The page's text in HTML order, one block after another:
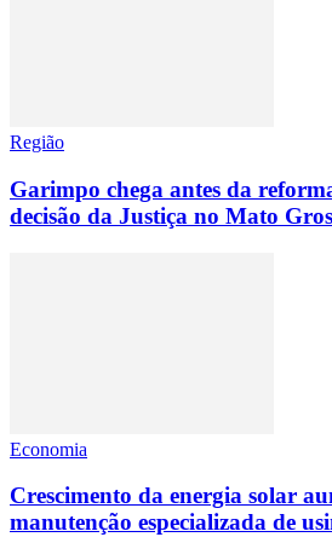
Região
Garimpo chega antes da
decisão da Justiça no Mato
Economia
Crescimento da energia solar
manutenção especializada de